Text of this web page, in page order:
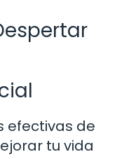
efectivas de
tu vida